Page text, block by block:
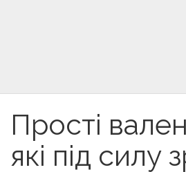
Прості
які під силу